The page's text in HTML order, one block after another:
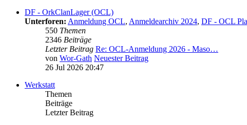
DF - OrkClanLager (OCL)
Unterforen: Anmeldung OCL, Anmeldearchiv 2024, DF - OCL
550 Themen
2346 Beiträge
Letzter Beitrag Re: OCL-Anmeldung 2026 - Maso…
von Wor-Gath Neuester Beitrag
26 Jul 2026 20:47
Werkstatt
Themen
Beiträge
Letzter Beitrag